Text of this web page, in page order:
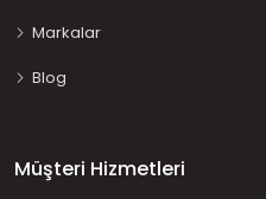
Markalar
Blog
Müşteri Hizmetleri